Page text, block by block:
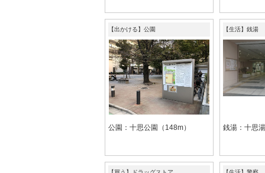
【出かける】公園
公園：十思公園（148m）
【生活】銭湯
銭湯：十思